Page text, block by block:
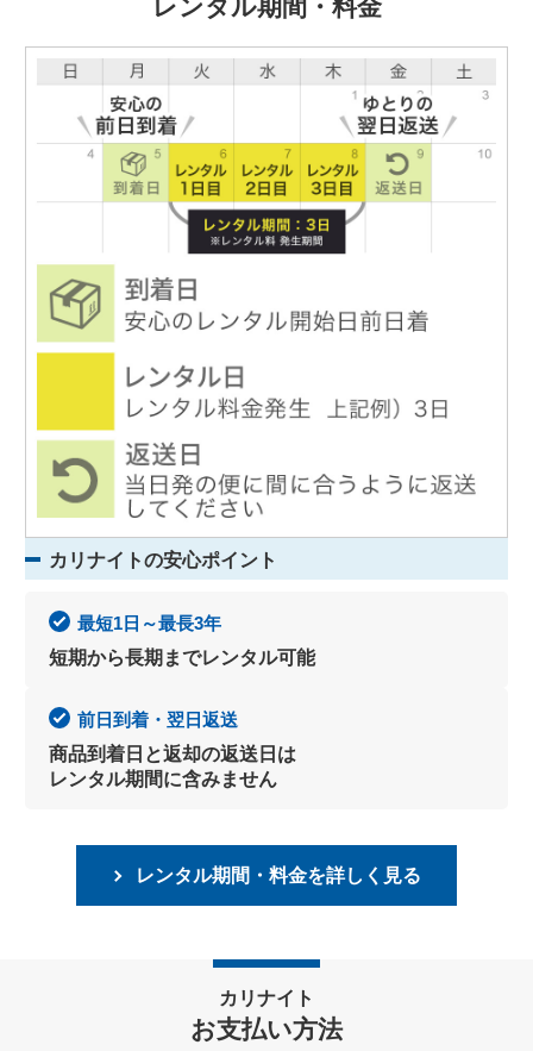
レンタル期間・料金
カリナイトの安心ポイント
最短1日～最長3年
短期から長期までレンタル可能
前日到着・翌日返送
商品到着日と返却の返送日は
レンタル期間に含みません
レンタル期間・料金を詳しく見る
カリナイト
お支払い方法